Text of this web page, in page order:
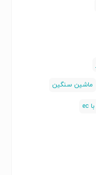
ماشین سنگین